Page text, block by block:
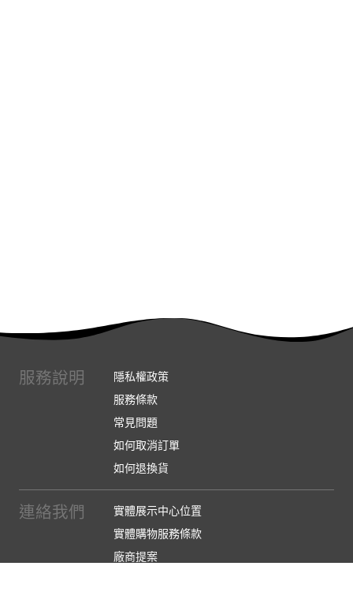
服務說明
隱私權政策
服務條款
常見問題
如何取消訂單
如何退換貨
連絡我們
實體展示中心位置
實體購物服務條款
廠商提案